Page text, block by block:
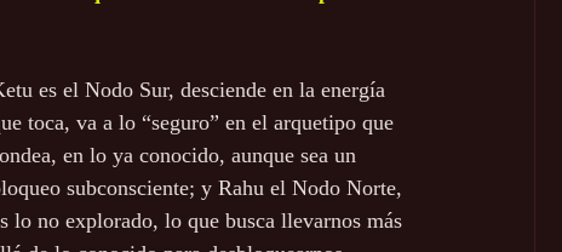
es el Nodo Sur, desciende en la energía
toca, va a lo “seguro” en el arquetipo que
en lo ya conocido, aunque sea un
subconsciente; y Rahu el Nodo Norte,
lo no explorado, lo que busca llevarnos más